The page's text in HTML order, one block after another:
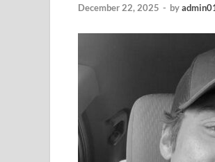
December 22, 2025 - by